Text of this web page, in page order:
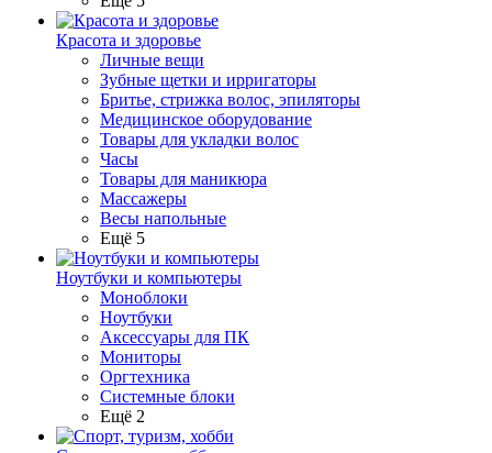
Красота и здоровье
Личные вещи
Зубные щетки и ирригаторы
Бритье, стрижка волос, эпиляторы
Медицинское оборудование
Товары для укладки волос
Часы
Товары для маникюра
Массажеры
Весы напольные
Ещё 5
Ноутбуки и компьютеры
Моноблоки
Ноутбуки
Аксессуары для ПК
Мониторы
Оргтехника
Системные блоки
Ещё 2